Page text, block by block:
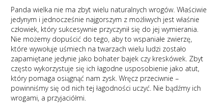
Panda wielka nie ma zbyt wielu naturalnych wrogów. Właściwie
jedynym i jednocześnie najgorszym z możliwych jest właśnie
człowiek, który sukcesywnie przyczynił się do jej wymierania.
Nie możemy dopuścić do tego, aby to wspaniałe zwierzę,
które wywołuje uśmiech na twarzach wielu ludzi zostało
zapamiętane jedynie jako bohater bajek czy kreskówek. Zbyt
często wykorzystuje się ich łagodne usposobienie jako atut,
który pomaga osiągnąć nam zysk. Wręcz przeciwnie –
powinniśmy się od nich tej łagodności uczyć. Nie bądźmy ich
wrogami, a przyjaciółmi.